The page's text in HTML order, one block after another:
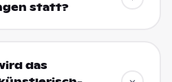
statt?
das